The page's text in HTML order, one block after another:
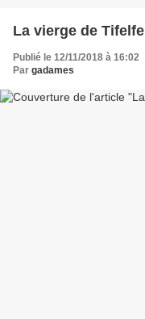
La vierge de Tifelfel
Publié le 12/11/2018 à 16:02
Par gadames